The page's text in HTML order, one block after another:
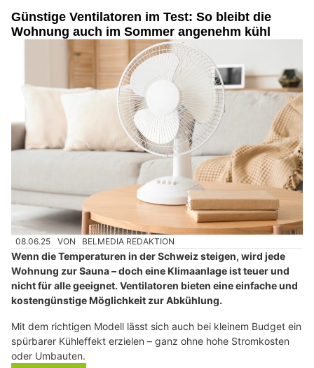
Günstige Ventilatoren im Test: So bleibt die
Wohnung auch im Sommer angenehm kühl
08.06.25 VON BELMEDIA REDAKTION
Wenn die Temperaturen in der Schweiz steigen, wird jede
Wohnung zur Sauna – doch eine Klimaanlage ist teuer und
nicht für alle geeignet. Ventilatoren bieten eine einfache und
kostengünstige Möglichkeit zur Abkühlung.
Mit dem richtigen Modell lässt sich auch bei kleinem Budget ein
spürbarer Kühleffekt erzielen – ganz ohne hohe Stromkosten
oder Umbauten.